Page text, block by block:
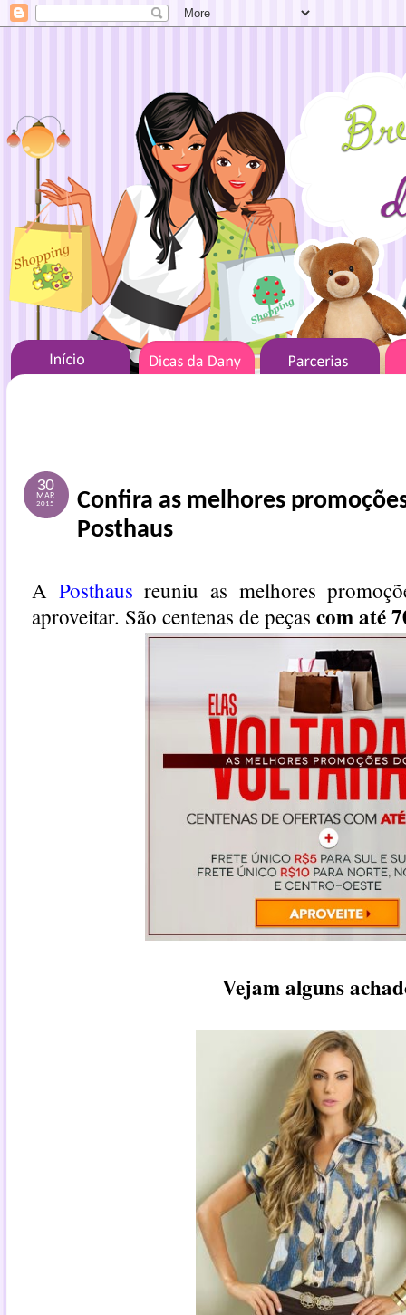
30
MAR
2015
Confira as melhores
Posthaus
A Posthaus reuniu as melhores
aproveitar. São centenas de peças com até
Vejam alguns